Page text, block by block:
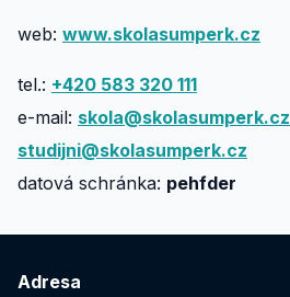
web: www.skolasumperk.cz
tel.: +420 583 320 111
e-mail: skola@skolasumperk.cz
studijni@skolasumperk.cz
datová schránka: pehfder
Adresa